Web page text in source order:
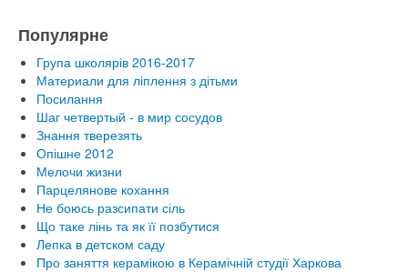
Популярне
Група школярів 2016-2017
Материали для ліплення з дітьми
Посилання
Шаг четвертый - в мир сосудов
Знання тверезять
Опішне 2012
Мелочи жизни
Парцелянове кохання
Не боюсь разсипати сіль
Що таке лінь та як її позбутися
Лепка в детском саду
Про заняття керамікою в Керамічній студії Харкова